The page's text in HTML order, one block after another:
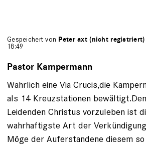
Gespeichert von Peter axt (nicht registriert)
18:49
Pastor Kampermann
Wahrlich eine Via Crucis,die
als 14 Kreuzstationen
Leidenden Christus vorzuleben ist
wahrhaftigste Art der
Möge der Auferstandene diesem